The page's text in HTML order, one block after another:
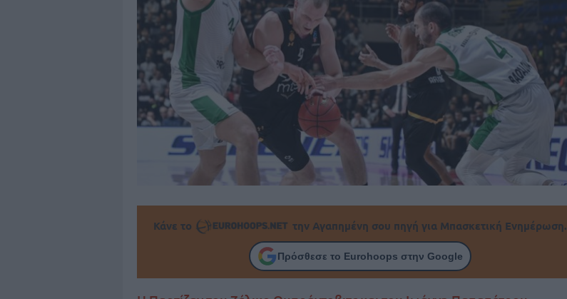
Κάνε το την Αγαπημένη σου πηγή για Μπασκετική Ενημέρωση.
Πρόσθεσε το Eurohoops στην Google